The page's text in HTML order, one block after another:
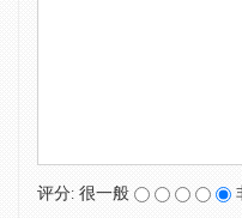
评分: 很一般